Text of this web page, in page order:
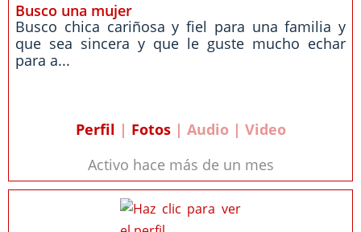
Busco una mujer
Busco chica cariñosa y fiel para una familia y
que sea sincera y que le guste mucho echar
para a...
Perfil | Fotos| Audio | Video
Activo hace más de un mes